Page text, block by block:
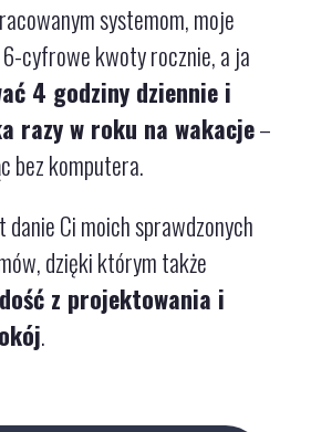
systemom, moje
cyfrowe kwoty rocznie, a ja
4 godziny dziennie i
razy w roku na wakacje–
bez komputera.
Ci moich sprawdzonych
dzięki którym także
z projektowania i
.